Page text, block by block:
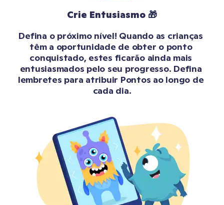
Crie Entusiasmo 🎁
Defina o próximo nível! Quando as crianças
têm a oportunidade de obter o ponto
conquistado, estes ficarão ainda mais
entusiasmados pelo seu progresso. Defina
lembretes para atribuir Pontos ao longo de
cada dia.